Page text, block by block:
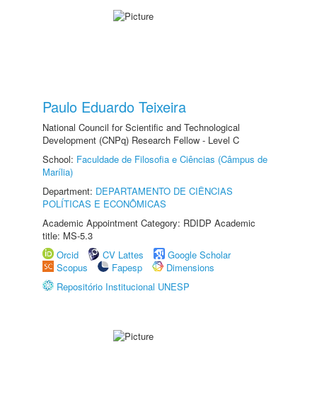
Paulo Eduardo Teixeira
National Council for Scientific and Technological
Development (CNPq) Research Fellow - Level C
School: Faculdade de Filosofia e Ciências (Câmpus de
Marília)
Department: DEPARTAMENTO DE CIÊNCIAS
POLÍTICAS E ECONÔMICAS
Academic Appointment Category: RDIDP Academic
title: MS-5.3
Orcid
CV Lattes
Google Scholar
Scopus
Fapesp
Dimensions
Repositório Institucional UNESP